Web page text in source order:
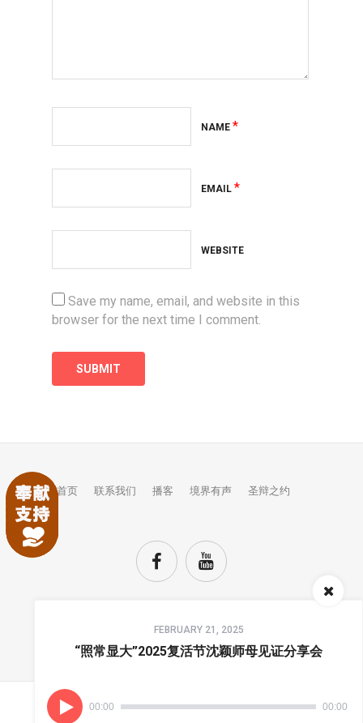
NAME *
EMAIL *
WEBSITE
Save my name, email, and website in this
browser for the next time I comment.
FEBRUARY 21, 2025
“照常显大”2025复活节沈颖师母见证分享会
00:00 00:00
首页 联系我们 播客 境界有声 圣辩之约
TOP